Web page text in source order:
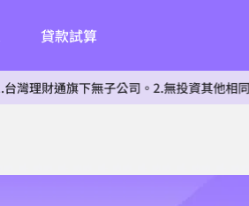
貸款試算
下無子公司。2.無投資其他相同產業